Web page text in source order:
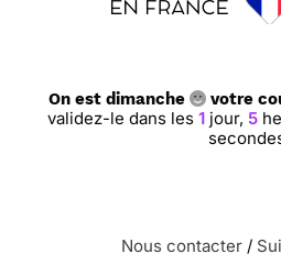
On est dimanche votre
validez-le dans les1jour, 5
Nous contacter /